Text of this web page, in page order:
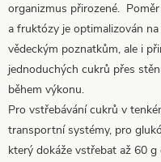
organizmus přirozené.
a fruktózy je optimalizován
vědeckým poznatkům, ale i
jednoduchých cukrů přes
během výkonu.
Pro vstřebávání cukrů v
transportní systémy, pro
který dokáže vstřebat až 60